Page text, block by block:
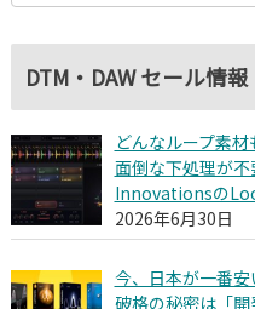
DTM・DAW セール情報
どんなループ素材
面倒な下処理が
Innovationsの
2026年6月30日
今、日本が一番
破格の秘密は「開